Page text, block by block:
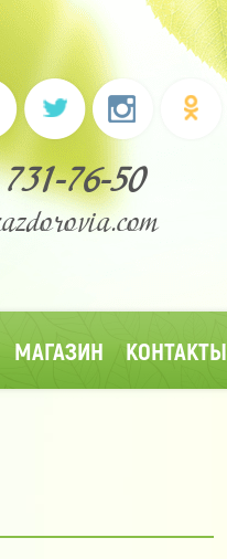
76-50
МАГАЗИН КОНТАКТЫ